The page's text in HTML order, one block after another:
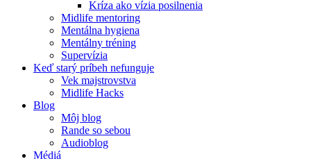
Kríza ako vízia posilnenia
Midlife mentoring
Mentálna hygiena
Mentálny tréning
Supervízia
Keď starý príbeh nefunguje
Vek majstrovstva
Midlife Hacks
Blog
Môj blog
Rande so sebou
Audioblog
Médiá